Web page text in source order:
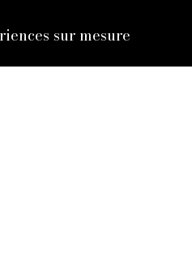
sur mesure